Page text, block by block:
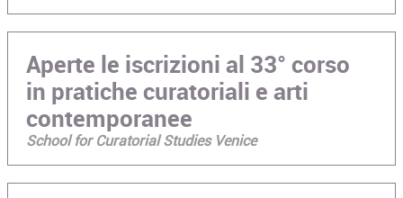
Aperte le iscrizioni al 33° corso
in pratiche curatoriali e arti
contemporanee
School for Curatorial Studies Venice